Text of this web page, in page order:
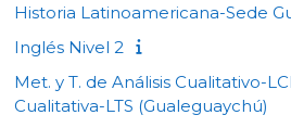
Historia Latinoamericana-Sede
Inglés Nivel 2
Met. y T. de Análisis Cualitativo-
Cualitativa-LTS (Gualeguaychú)